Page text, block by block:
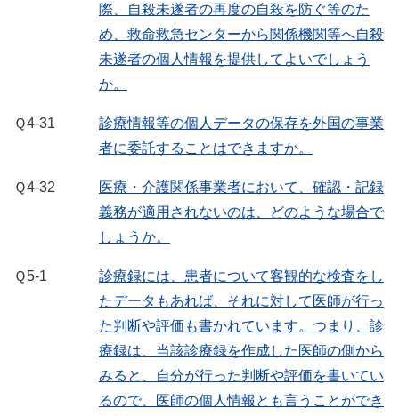
際、自殺未遂者の再度の自殺を防ぐ等のた
め、救命救急センターから関係機関等へ自殺
未遂者の個人情報を提供してよいでしょう
か。
Ｑ4-31
診療情報等の個人データの保存を外国の事業
者に委託することはできますか。
Ｑ4-32
医療・介護関係事業者において、確認・記録
義務が適用されないのは、どのような場合で
しょうか。
Ｑ5-1
診療録には、患者について客観的な検査をし
たデータもあれば、それに対して医師が行っ
た判断や評価も書かれています。つまり、診
療録は、当該診療録を作成した医師の側から
みると、自分が行った判断や評価を書いてい
るので、医師の個人情報とも言うことができ